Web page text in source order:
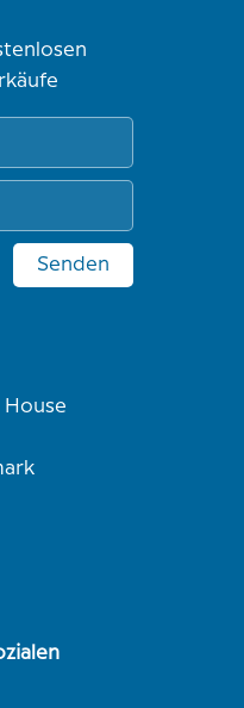
Senden
House